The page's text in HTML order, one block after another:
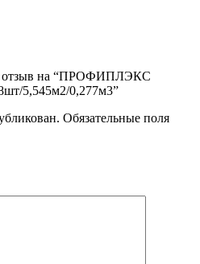
отзыв на “ПРОФИПЛЭКС
5,545м2/0,277м3”
Обязательные поля